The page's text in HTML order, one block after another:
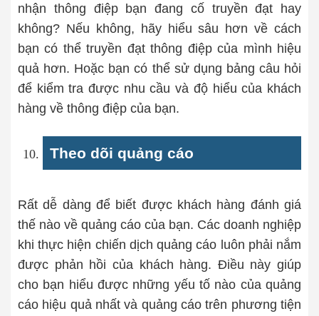
nhận thông điệp bạn đang cố truyền đạt hay
không? Nếu không, hãy hiểu sâu hơn về cách
bạn có thể truyền đạt thông điệp của mình hiệu
quả hơn. Hoặc bạn có thể sử dụng bảng câu hỏi
để kiểm tra được nhu cầu và độ hiểu của khách
hàng về thông điệp của bạn.
Theo dõi quảng cáo
Rất dễ dàng để biết được khách hàng đánh giá
thế nào về quảng cáo của bạn. Các doanh nghiệp
khi thực hiện chiến dịch quảng cáo luôn phải nắm
được phản hồi của khách hàng. Điều này giúp
cho bạn hiểu được những yếu tố nào của quảng
cáo hiệu quả nhất và quảng cáo trên phương tiện